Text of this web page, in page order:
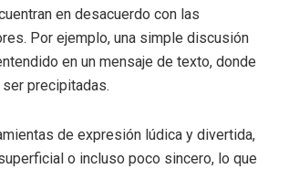
en desacuerdo con las
Por ejemplo, una simple discusión
en un mensaje de texto, donde
precipitadas.
de expresión lúdica y divertida,
o incluso poco sincero, lo que